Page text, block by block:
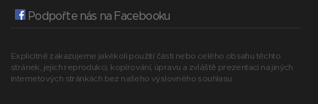
Podpořte nás na Facebooku
Explicitně zakazujeme jakékoli použití části nebo celého obsahu těchto
stránek, jejich reprodukci, kopírování, úpravu a zvláště prezentaci na jiných
internetových stránkách bez našeho výslovného souhlasu.